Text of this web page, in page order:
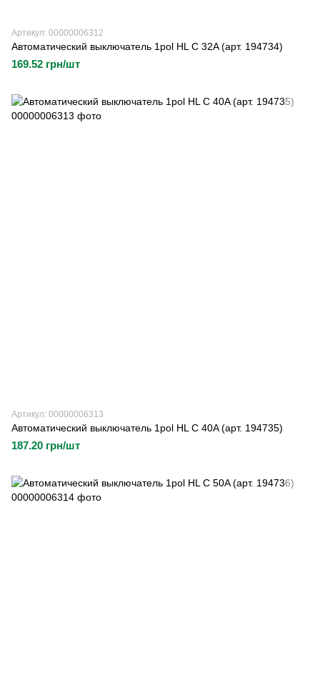
Артикул: 00000006312
Автоматический выключатель 1pol HL C 32A (арт. 194734)
169.52 грн/шт
Артикул: 00000006313
Автоматический выключатель 1pol HL C 40A (арт. 194735)
187.20 грн/шт